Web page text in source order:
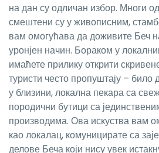
на дан су одличан избор. Многи
смештени су у живописним,
вам омогућава да доживите Беч
уронјен начин. Бораком у
имаћете прилику открити
туристи често пропуштају – било
у близини, локална пекара са
породични бутици са
производима. Ова искуства вам
као локалац, комуницирате са
делове Беча који нису увек